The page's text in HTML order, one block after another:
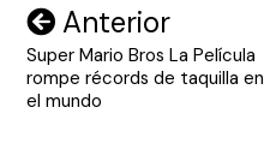
Navegación
de
entradas
Anterior
Super Mario Bros La Película
rompe récords de taquilla en
el mundo